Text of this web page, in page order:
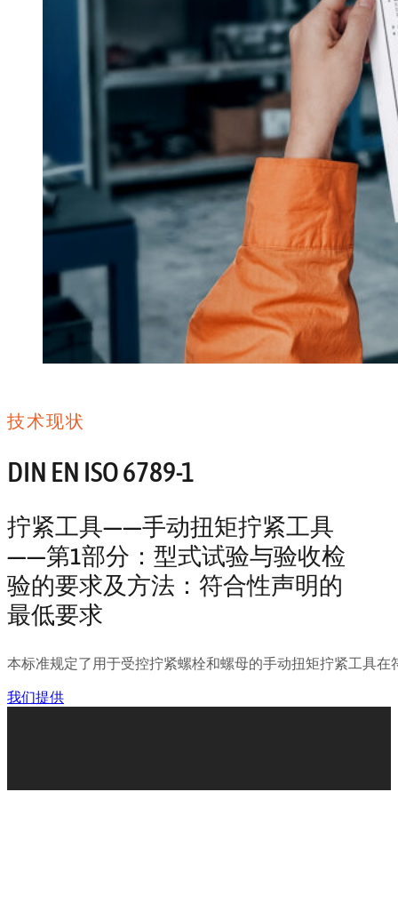
技术现状
DIN EN ISO 6789-1
拧紧工具——手动扭矩拧紧工具
——第1部分：型式试验与验收检
验的要求及方法：符合性声明的
最低要求
本标准规定了用于受控拧紧螺栓和螺母的手动扭矩拧紧工具
我们提供